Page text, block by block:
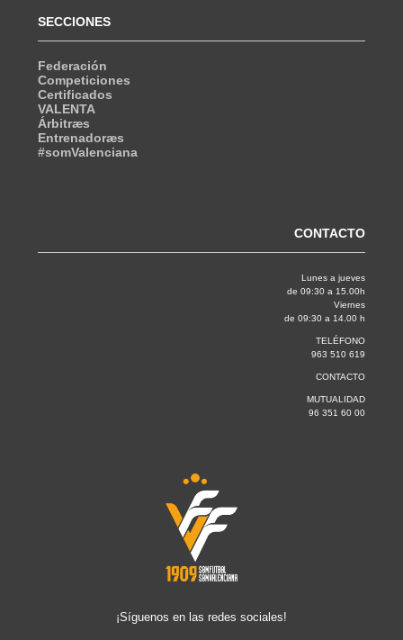
SECCIONES
Federación
Competiciones
Certificados
VALENTA
Árbitræs
Entrenadoræs
#somValenciana
CONTACTO
Lunes a jueves
de 09:30 a 15.00h
Viernes
de 09:30 a 14.00 h
TELÉFONO
963 510 619
CONTACTO
MUTUALIDAD
96 351 60 00
¡Síguenos en las redes sociales!